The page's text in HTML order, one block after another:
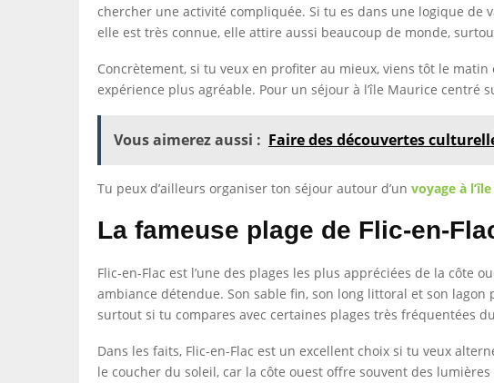
chercher une activité compliquée. Si tu es dans une logique de
elle est très connue, elle attire aussi beaucoup de monde,
Concrètement, si tu veux en profiter au mieux, viens tôt le
expérience plus agréable. Pour un séjour à l’île Maurice centré
Vous aimerez aussi : Faire des découvertes
Tu peux d’ailleurs organiser ton séjour autour d’un voyage à
La fameuse plage de Flic-en-
Flic-en-Flac est l’une des plages les plus appréciées de la côte
ambiance détendue. Son sable fin, son long littoral et son
surtout si tu compares avec certaines plages très fréquentées
Dans les faits, Flic-en-Flac est un excellent choix si tu veux
le coucher du soleil, car la côte ouest offre souvent des